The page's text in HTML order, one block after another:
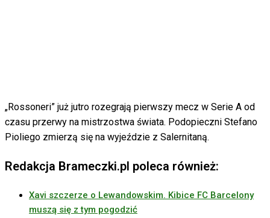
„Rossoneri” już jutro rozegrają pierwszy mecz w Serie A od
czasu przerwy na mistrzostwa świata. Podopieczni Stefano
Pioliego zmierzą się na wyjeździe z Salernitaną.
Redakcja Brameczki.pl poleca również:
Xavi szczerze o Lewandowskim. Kibice FC Barcelony
muszą się z tym pogodzić